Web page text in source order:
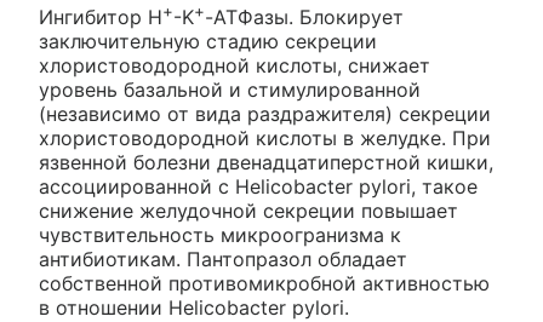
Ингибитор H+-K+-АТФазы. Блокирует
заключительную стадию секреции
хлористоводородной кислоты, снижает
уровень базальной и стимулированной
(независимо от вида раздражителя) секреции
хлористоводородной кислоты в желудке. При
язвенной болезни двенадцатиперстной кишки,
ассоциированной с Helicobacter pylori, такое
снижение желудочной секреции повышает
чувствительность микроогранизма к
антибиотикам. Пантопразол обладает
собственной противомикробной активностью
в отношении Helicobacter pylori.